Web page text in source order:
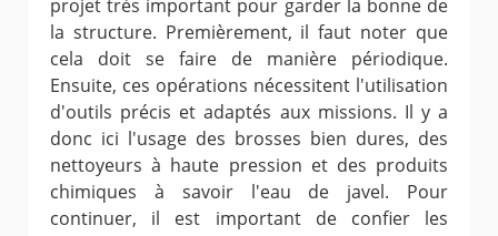
projet très important pour garder la bonne de
la structure. Premièrement, il faut noter que
cela doit se faire de manière périodique.
Ensuite, ces opérations nécessitent l'utilisation
d'outils précis et adaptés aux missions. Il y a
donc ici l'usage des brosses bien dures, des
nettoyeurs à haute pression et des produits
chimiques à savoir l'eau de javel. Pour
continuer, il est important de confier les